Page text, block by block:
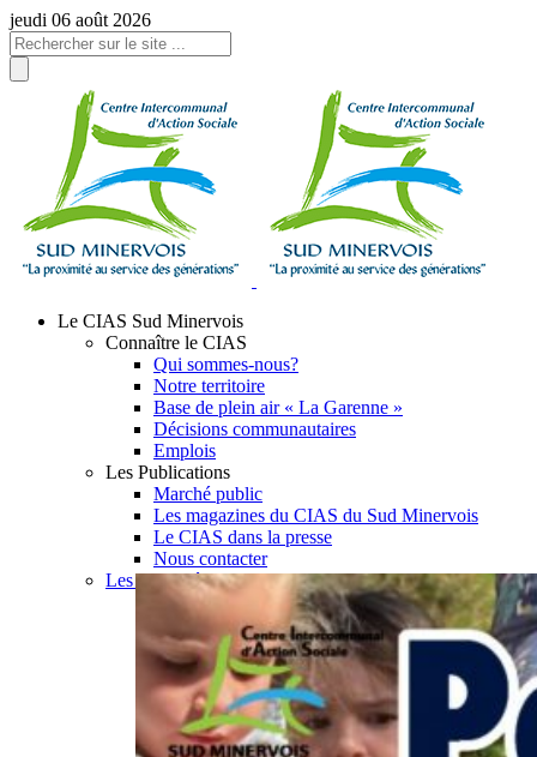
Panneau de gestion des cookies
jeudi 06 août 2026
Le CIAS Sud Minervois
Connaître le CIAS
Qui sommes-nous?
Notre territoire
Base de plein air « La Garenne »
Décisions communautaires
Emplois
Les Publications
Marché public
Les magazines du CIAS du Sud Minervois
Le CIAS dans la presse
Nous contacter
Les actualités du CIAS